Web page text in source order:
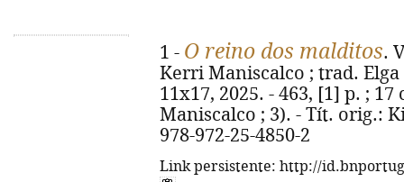
1 - O reino dos malditos.
Kerri Maniscalco ; trad. Elga
11x17, 2025. - 463, [1] p. ;
Maniscalco ; 3). - Tít. orig.:
978-972-25-4850-2
Link persistente: http://